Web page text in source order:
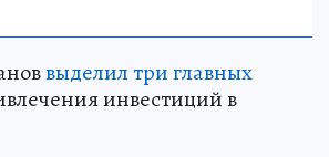
выделил три главных
инвестиций в